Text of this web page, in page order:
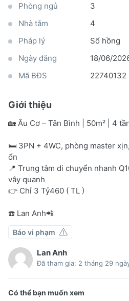
Phòng ngủ
3
Nhà tắm
4
Pháp lý
Sổ hồng
Ngày đăng
18/06/
Mã BĐS
22740132
Giới thiệu
🏡 Âu Cơ – Tân Bình | 50m² | 4
🛏️ 3PN + 4WC, phòng master
ổn
📍 Trung tâm di chuyển nhanh
vây quanh
👉 Chỉ 3 Tỷ460 ( TL )
☎️ Lan Anh📲
Báo vi phạm
Lan Anh
Đã tham gia: 2 tháng 29
Có thể bạn muốn xem